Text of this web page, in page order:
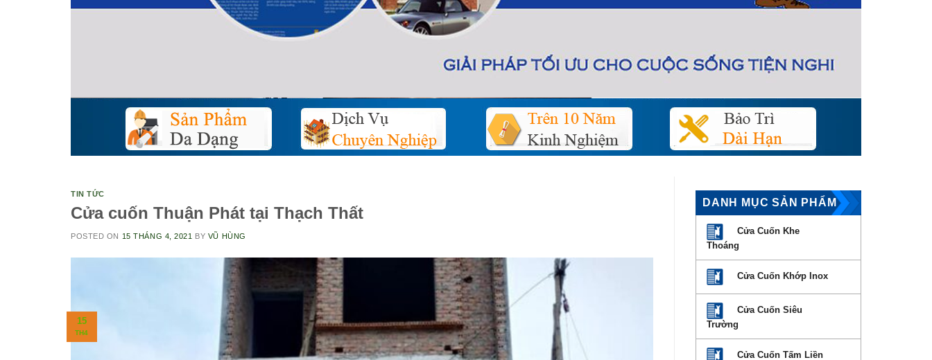
TIN TỨC
Cửa cuốn Thuận Phát tại Thạch Thất
POSTED ON 15 THÁNG 4, 2021 BY VŨ HÙNG
15
TH4
DANH MỤC SẢN PHẨM
Cửa Cuốn Khe
Thoáng
Cửa Cuốn Khớp Inox
Cửa Cuốn Siêu
Trường
Cửa Cuốn Tấm Liền